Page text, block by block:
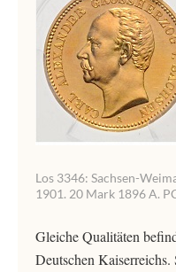
Los 3346: Sachsen-
1901. 20 Mark 1896 A.
Gleiche Qualitäten
Deutschen